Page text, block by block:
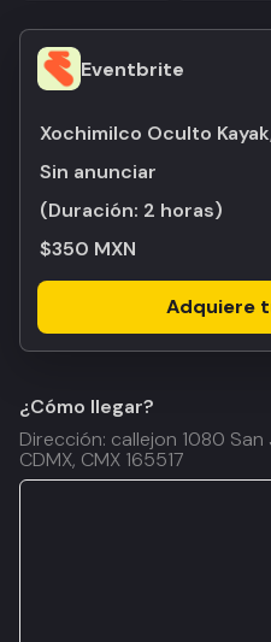
Eventbrite
Xochimilco Oculto
Sin anunciar
(Duración: 2 horas)
$350 MXN
Adquiere
¿Cómo llegar?
Dirección: callejon 1080
CDMX, CMX 165517